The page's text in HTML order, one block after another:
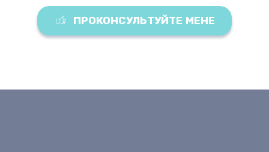
ПРОКОНСУЛЬТУЙТЕ МЕНЕ